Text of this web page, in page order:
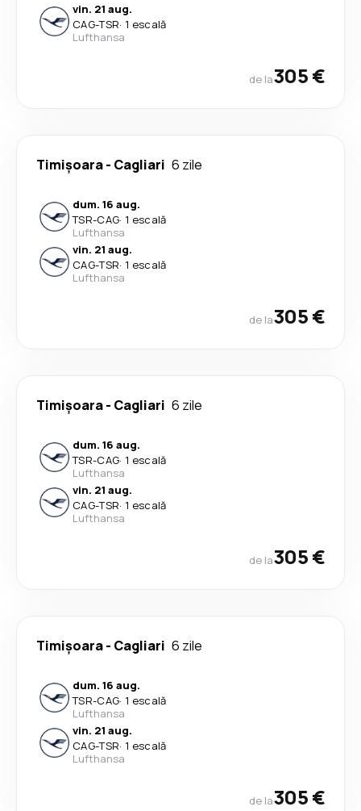
vin. 21 aug.
CAG-TSR· 1 escală
Lufthansa
de la305 €
Timișoara- Cagliari 6 zile
dum. 16 aug.
TSR-CAG· 1 escală
Lufthansa
vin. 21 aug.
CAG-TSR· 1 escală
Lufthansa
de la305 €
Timișoara- Cagliari 6 zile
dum. 16 aug.
TSR-CAG· 1 escală
Lufthansa
vin. 21 aug.
CAG-TSR· 1 escală
Lufthansa
de la305 €
Timișoara- Cagliari 6 zile
dum. 16 aug.
TSR-CAG· 1 escală
Lufthansa
vin. 21 aug.
CAG-TSR· 1 escală
Lufthansa
de la305 €